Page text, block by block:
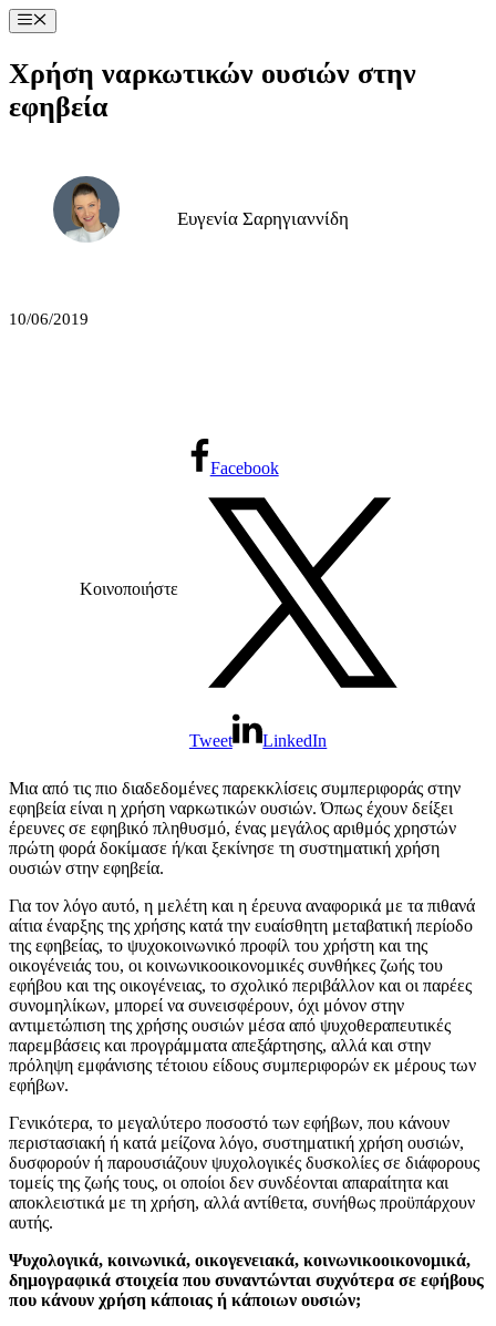
Μετάβαση
σε
περιεχόμενο
Μενού
Χρήση ναρκωτικών ουσιών στην
εφηβεία
Ευγενία Σαρηγιαννίδη
10/06/2019
Κοινοποιήστε
Facebook
Tweet LinkedIn
Μια από τις πιο διαδεδομένες παρεκκλίσεις συμπεριφοράς στην
εφηβεία είναι η χρήση ναρκωτικών ουσιών. Όπως έχουν δείξει
έρευνες σε εφηβικό πληθυσμό, ένας μεγάλος αριθμός χρηστών
πρώτη φορά δοκίμασε ή/και ξεκίνησε τη συστηματική χρήση
ουσιών στην εφηβεία.
Για τον λόγο αυτό, η μελέτη και η έρευνα αναφορικά με τα πιθανά
αίτια έναρξης της χρήσης κατά την ευαίσθητη μεταβατική περίοδο
της εφηβείας, το ψυχοκοινωνικό προφίλ του χρήστη και της
οικογένειάς του, οι κοινωνικοοικονομικές συνθήκες ζωής του
εφήβου και της οικογένειας, το σχολικό περιβάλλον και οι παρέες
συνομηλίκων, μπορεί να συνεισφέρουν, όχι μόνον στην
αντιμετώπιση της χρήσης ουσιών μέσα από ψυχοθεραπευτικές
παρεμβάσεις και προγράμματα απεξάρτησης, αλλά και στην
πρόληψη εμφάνισης τέτοιου είδους συμπεριφορών εκ μέρους των
εφήβων.
Γενικότερα, το μεγαλύτερο ποσοστό των εφήβων, που κάνουν
περιστασιακή ή κατά μείζονα λόγο, συστηματική χρήση ουσιών,
δυσφορούν ή παρουσιάζουν ψυχολογικές δυσκολίες σε διάφορους
τομείς της ζωής τους, οι οποίοι δεν συνδέονται απαραίτητα και
αποκλειστικά με τη χρήση, αλλά αντίθετα, συνήθως προϋπάρχουν
αυτής.
Ψυχολογικά, κοινωνικά, οικογενειακά, κοινωνικοοικονομικά,
δημογραφικά στοιχεία που συναντώνται συχνότερα σε εφήβους
που κάνουν χρήση κάποιας ή κάποιων ουσιών;